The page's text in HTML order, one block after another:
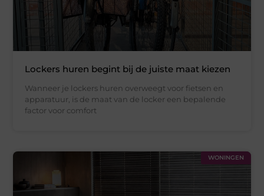
Lockers huren begint bij de juiste maat kiezen
Wanneer je lockers huren overweegt voor fietsen en
apparatuur, is de maat van de locker een bepalende
factor voor comfort
WONINGEN